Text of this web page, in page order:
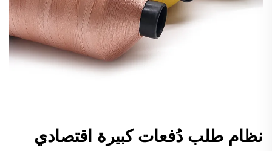
نظام طلب دُفعات كبيرة اقتصادي